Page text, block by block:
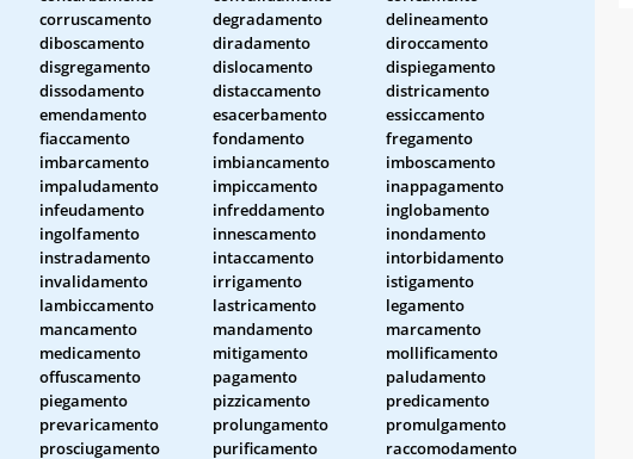
corruscamento degradamento
delineamento
diboscamento diradamento
diroccamento
disgregamento dislocamento
dispiegamento
dissodamento distaccamento
districamento
emendamento esacerbamento
essiccamento
fiaccamento fondamento
fregamento
imbarcamento imbiancamento
imboscamento
impaludamento impiccamento
inappagamento
infeudamento infreddamento
inglobamento
ingolfamento innescamento
inondamento
instradamento intaccamento
intorbidamento
invalidamento irrigamento
istigamento
lambiccamento lastricamento
legamento
mancamento mandamento
marcamento
medicamento mitigamento
mollificamento
offuscamento pagamento
paludamento
piegamento pizzicamento
predicamento
prevaricamento prolungamento
promulgamento
prosciugamento purificamento
raccomodamento